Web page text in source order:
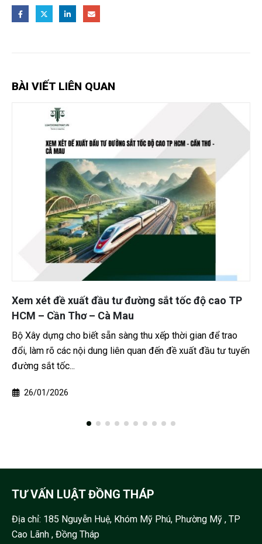
BÀI VIẾT LIÊN QUAN
đề xuất đầu tư đường sắt tốc độ cao TP
Cần Thơ – Cà Mau
dựng cho biết sẵn sàng thu xếp thời gian để trao
rõ các nội dung liên quan đến đề xuất đầu tư tuyến
tốc...
2026
Bắt
Cơ
tố bị
TƯ VẤN LUẬT ĐỒNG THÁP
Địa chỉ: 185 Nguyễn Huệ, Khóm Mỹ Phú, Phường Mỹ , TP
Cao Lãnh , Đồng Tháp